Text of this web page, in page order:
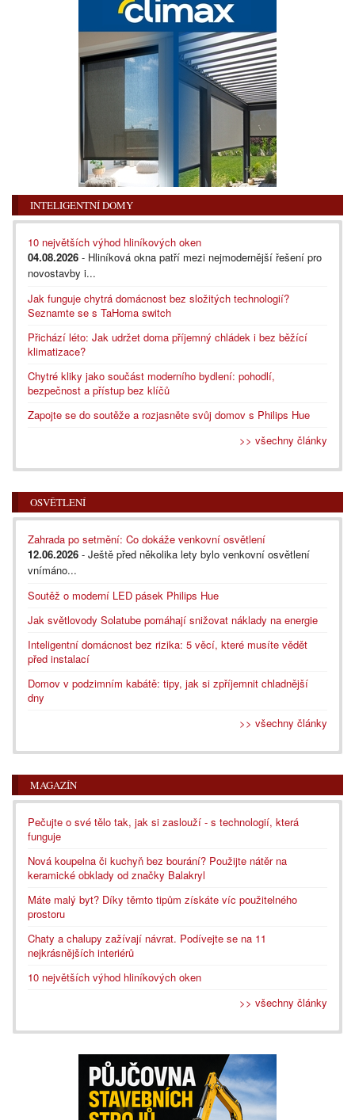
INTELIGENTNÍ DOMY
10 největších výhod hliníkových oken
04.08.2026 - Hliníková okna patří mezi nejmodernější řešení pro
novostavby i...
Jak funguje chytrá domácnost bez složitých technologií?
Seznamte se s TaHoma switch
Přichází léto: Jak udržet doma příjemný chládek i bez běžící
klimatizace?
Chytré kliky jako součást moderního bydlení: pohodlí,
bezpečnost a přístup bez klíčů
Zapojte se do soutěže a rozjasněte svůj domov s Philips Hue
>> všechny články
OSVĚTLENÍ
Zahrada po setmění: Co dokáže venkovní osvětlení
12.06.2026 - Ještě před několika lety bylo venkovní osvětlení
vnímáno...
Soutěž o moderní LED pásek Philips Hue
Jak světlovody Solatube pomáhají snižovat náklady na energie
Inteligentní domácnost bez rizika: 5 věcí, které musíte vědět
před instalací
Domov v podzimním kabátě: tipy, jak si zpříjemnit chladnější
dny
>> všechny články
MAGAZÍN
Pečujte o své tělo tak, jak si zaslouží - s technologií, která
funguje
Nová koupelna či kuchyň bez bourání? Použijte nátěr na
keramické obklady od značky Balakryl
Máte malý byt? Díky těmto tipům získáte víc použitelného
prostoru
Chaty a chalupy zažívají návrat. Podívejte se na 11
nejkrásnějších interiérů
10 největších výhod hliníkových oken
>> všechny články